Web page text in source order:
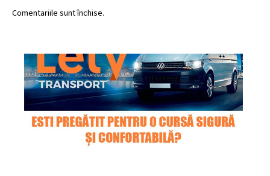
Comentariile sunt închise.